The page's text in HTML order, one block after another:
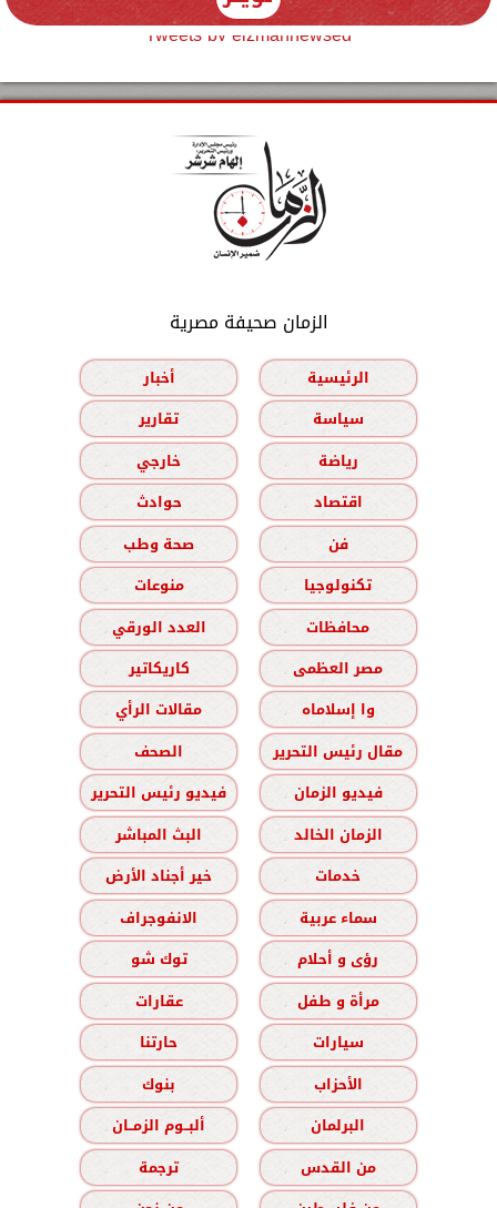
Tweets by elzmannewseg
الزمان صحيفة مصرية
الرئيسية
أخبار
سياسة
تقارير
رياضة
خارجي
اقتصاد
حوادث
فن
صحة وطب
تكنولوجيا
منوعات
محافظات
العدد الورقي
مصر العظمى
كاريكاتير
وا إسلاماه
مقالات الرأي
مقال رئيس التحرير
الصحف
فيديو الزمان
فيديو رئيس التحرير
الزمان الخالد
البث المباشر
خدمات
خير أجناد الأرض
سماء عربية
الانفوجراف
رؤى و أحلام
توك شو
مرأة و طفل
عقارات
سيارات
حارتنا
الأحزاب
بنوك
البرلمان
ألبــوم الزمــان
من القدس
ترجمة